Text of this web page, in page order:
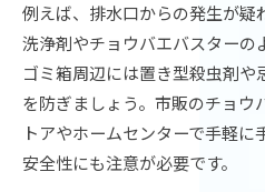
家庭でできる殺虫グッズ
家庭で選ぶべきチョ
チョウバエ駆除に役
自宅で簡単にできる
殺虫剤と粘着シート
例えば、排水口からの発生が疑
洗浄剤やチョウバエバスターの
ゴミ箱周辺には置き型殺虫剤
を防ぎましょう。市販のチョウ
トアやホームセンターで手軽
安全性にも注意が必要です。